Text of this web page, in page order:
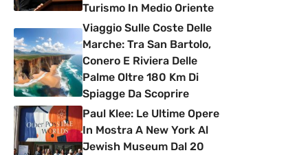
Turismo In Medio Oriente
Viaggio Sulle Coste Delle
Marche: Tra San Bartolo,
Conero E Riviera Delle
Palme Oltre 180 Km Di
Spiagge Da Scoprire
Paul Klee: Le Ultime Opere
In Mostra A New York Al
Jewish Museum Dal 20